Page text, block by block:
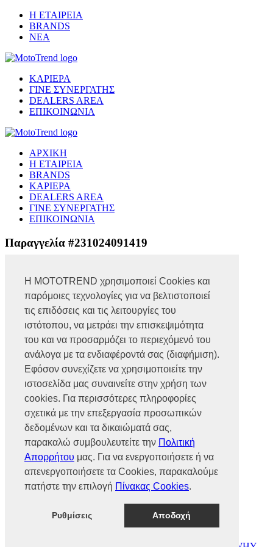
Η MOTOTREND χρησιμοποιεί Cookies και
παρόμοιες τεχνολογίες για να βελτιστοποιεί
τις επιδόσεις και τις λειτουργίες του
ιστότοπου, να μετράει την επισκεψιμότητα
του και να προσαρμόζει το περιεχόμενό του
ανάλογα με τα ενδιαφέροντά σας (διαφήμιση).
Εφόσον συνεχίζετε να χρησιμοποιείτε την
ιστοσελίδα μας συναινείτε στην χρήση των
cookies. Για περισσότερες πληροφορίες
σχετικά με την επεξεργασία προσωπικών
δεδομένων και τα δικαιώματά σας,
παρακαλώ συμβουλευτείτε την Πολιτική
Απορρήτου μας. Για να ενεργοποιήσετε ή να
απενεργοποιήσετε τα Cookies, παρακαλούμε
πατήστε την επιλογή Πίνακας Cookies.
Ρυθμίσεις Αποδοχή
Η ΕΤΑΙΡΕΙΑ
BRANDS
ΝΕΑ
ΚΑΡΙΕΡΑ
ΓΙΝΕ ΣΥΝΕΡΓΑΤΗΣ
DEALERS AREA
ΕΠΙΚΟΙΝΩΝΙΑ
ΑΡΧΙΚΗ
Η ΕΤΑΙΡΕΙΑ
BRANDS
ΚΑΡΙΕΡΑ
DEALERS AREA
ΓΙΝΕ ΣΥΝΕΡΓΑΤΗΣ
ΕΠΙΚΟΙΝΩΝΙΑ
Παραγγελία #231024091419
Βρυούλων 56, Ν. Φιλαδέλφεια,
14341, Αθήνα
Αρ. Γ.Ε.ΜΗ 002466101000
Τηλ.:2102585991
Φαξ.:2102585993
Ε-mail:info@mototrend.gr
Μάθετε Περισσότερα
Η Εταιρεία
Brands
Νέα
Οικονομικά στοιχεία
Υποστήριξη
Επικοινωνία
Γίνε συνεργάτης
Πολιτική απορρήτου